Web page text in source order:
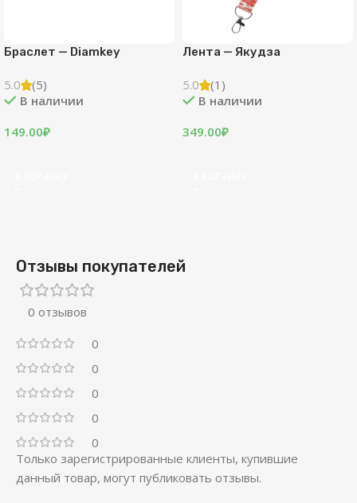
Браслет — Diamkey
5.0
(5)
В наличии
149.00₽
Лента — Якудза
5.0
(1)
В наличии
349.00₽
Отзывы покупателей
0 отзывов
0
0
0
0
0
Только зарегистрированные клиенты, купившие
данный товар, могут публиковать отзывы.